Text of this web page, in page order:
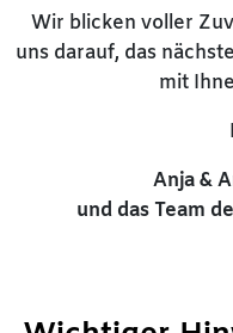
Wir blicken voller
uns darauf, das
mit
Anja &
und das Team